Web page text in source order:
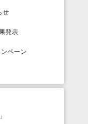
せ
発表
ペーン
」